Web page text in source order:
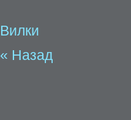
Вилки
« Назад